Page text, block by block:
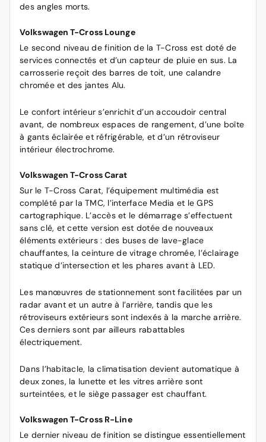
des angles morts.
Volkswagen T-Cross Lounge
Le second niveau de finition de la T-Cross est doté de
services connectés et d’un capteur de pluie en sus. La
carrosserie reçoit des barres de toit, une calandre
chromée et des jantes Alu.
Le confort intérieur s’enrichit d’un accoudoir central
avant, de nombreux espaces de rangement, d’une boîte
à gants éclairée et réfrigérable, et d’un rétroviseur
intérieur électrochrome.
Volkswagen T-Cross Carat
Sur le T-Cross Carat, l’équipement multimédia est
complété par la TMC, l’interface Media et le GPS
cartographique. L’accès et le démarrage s’effectuent
sans clé, et cette version est dotée de nouveaux
éléments extérieurs : des buses de lave-glace
chauffantes, la ceinture de vitrage chromée, l’éclairage
statique d’intersection et les phares avant à LED.
Les manœuvres de stationnement sont facilitées par un
radar avant et un autre à l’arrière, tandis que les
rétroviseurs extérieurs sont indexés à la marche arrière.
Ces derniers sont par ailleurs rabattables
électriquement.
Dans l’habitacle, la climatisation devient automatique à
deux zones, la lunette et les vitres arrière sont
surteintées, et le siège passager est chauffant.
Volkswagen T-Cross R-Line
Le dernier niveau de finition se distingue essentiellement